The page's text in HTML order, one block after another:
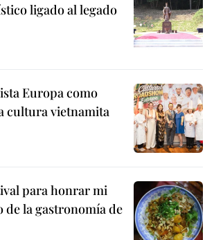
ligado al legado
Europa como
cultura vietnamita
para honrar mi
de la gastronomía de